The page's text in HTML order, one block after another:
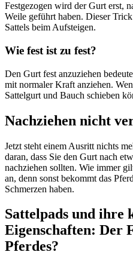
Festgezogen wird der Gurt erst,
Weile geführt haben. Dieser
Sattels beim Aufsteigen.
Wie fest ist zu fest?
Den Gurt fest anzuziehen
mit normaler Kraft anziehen.
Sattelgurt und Bauch schieben
Nachziehen nicht
Jetzt steht einem Ausritt nichts
daran, dass Sie den Gurt nach
nachziehen sollten. Wie immer
an, denn sonst bekommt das
Schmerzen haben.
Sattelpads und ihre
Eigenschaften: Der
Pferdes?